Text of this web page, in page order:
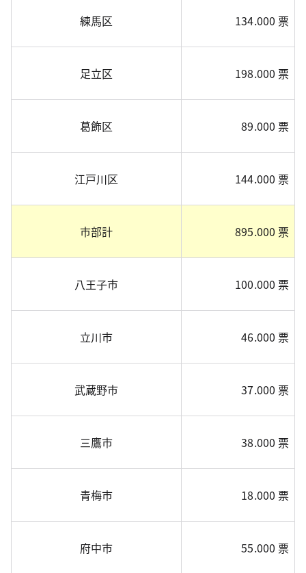
練馬区 134.000 票
足立区 198.000 票
葛飾区 89.000 票
江戸川区 144.000 票
市部計 895.000 票
八王子市 100.000 票
立川市 46.000 票
武蔵野市 37.000 票
三鷹市 38.000 票
青梅市 18.000 票
府中市 55.000 票